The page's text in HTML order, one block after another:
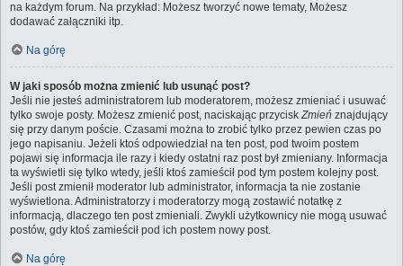
na każdym forum. Na przykład: Możesz tworzyć nowe tematy, Możesz
dodawać załączniki itp.
Na górę
W jaki sposób można zmienić lub usunąć post?
Jeśli nie jesteś administratorem lub moderatorem, możesz zmieniać i usuwać
tylko swoje posty. Możesz zmienić post, naciskając przyciskZmień znajdujący
się przy danym poście. Czasami można to zrobić tylko przez pewien czas po
jego napisaniu. Jeżeli ktoś odpowiedział na ten post, pod twoim postem
pojawi się informacja ile razy i kiedy ostatni raz post był zmieniany. Informacja
ta wyświetli się tylko wtedy, jeśli ktoś zamieścił pod tym postem kolejny post.
Jeśli post zmienił moderator lub administrator, informacja ta nie zostanie
wyświetlona. Administratorzy i moderatorzy mogą zostawić notatkę z
informacją, dlaczego ten post zmieniali. Zwykli użytkownicy nie mogą usuwać
postów, gdy ktoś zamieścił pod ich postem nowy post.
Na górę